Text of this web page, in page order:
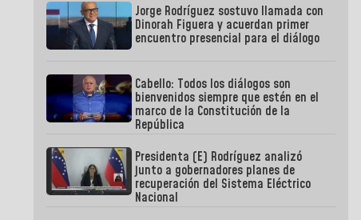
Jorge Rodríguez sostuvo llamada con
Dinorah Figuera y acuerdan primer
encuentro presencial para el diálogo
Cabello: Todos los diálogos son
bienvenidos siempre que estén en el
marco de la Constitución de la
República
Presidenta (E) Rodríguez analizó
junto a gobernadores planes de
recuperación del Sistema Eléctrico
Nacional